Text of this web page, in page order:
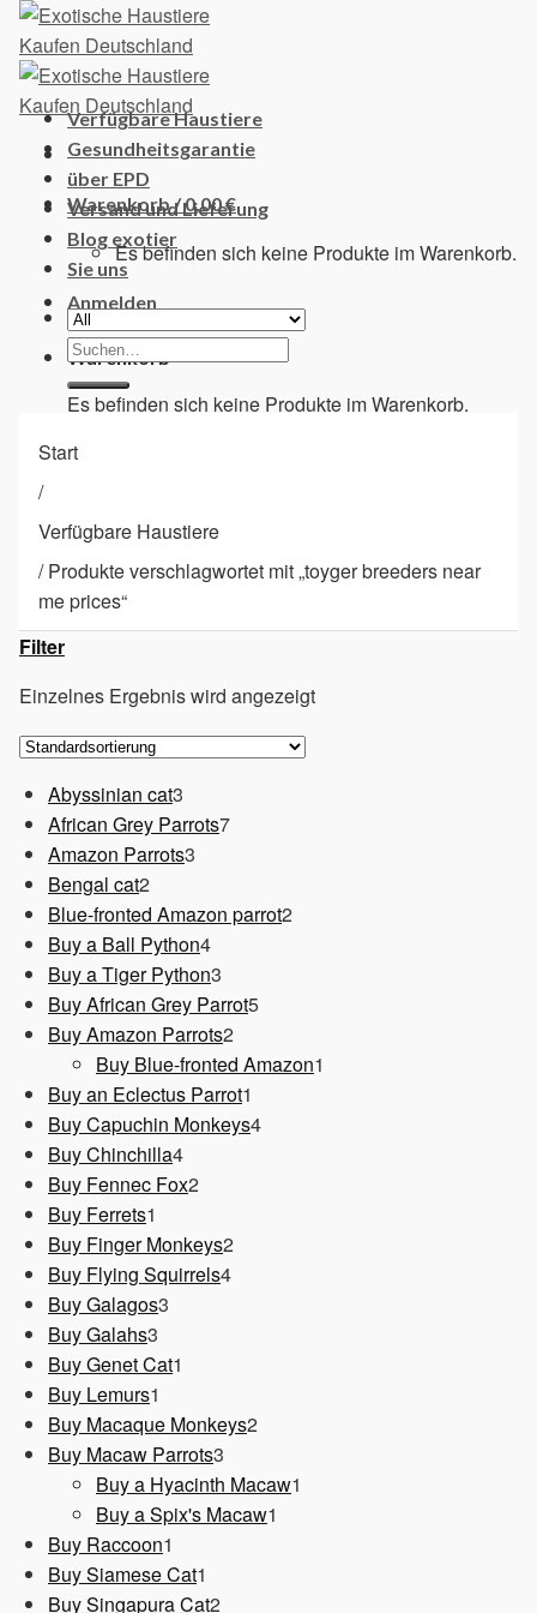
Skip
content
Warenkorb /0,00€
Es befinden sich keine Produkte im Warenkorb.
Anmelden
Warenkorb
Es befinden sich keine Produkte im Warenkorb.
Verfügbare Haustiere
Gesundheitsgarantie
über EPD
Versand und Lieferung
Blog exotier
Sie uns
Suchen
nach:
Start
/
Verfügbare Haustiere
/Produkte verschlagwortet mit „toyger breeders near
me prices“
Filter
Einzelnes Ergebnis wird angezeigt
Abyssinian cat3
Produkte
African Grey Parrots77
Amazon Parrots3
Bengal cat22
Produkte
Blue-fronted Amazon parrot22
Buy a Ball Python44
Produkte
Buy a Tiger Python3
Produkte
Buy African Grey Parrot55
Buy Amazon Parrots22
Produkte
Buy Blue-fronted Amazon1
Buy an Eclectus Parrot1
Produkt
Buy Capuchin Monkeys44
Buy Chinchilla44
Produkte
Buy Fennec Fox22
Buy Ferrets1
Produkt
Buy Finger Monkeys22
Buy Flying Squirrels44
Buy Galagos3
Buy Galahs3
Produkte
Buy Genet Cat1
Buy Lemurs1
Produkt
Buy Macaque Monkeys22
Buy Macaw Parrots3
Produkte
Buy a Hyacinth Macaw1
Buy a Spix's Macaw1
Buy Raccoon1
Produkt
Buy Siamese Cat1
Produkt
Buy Singapura Cat22